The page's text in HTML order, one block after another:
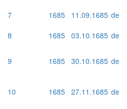
7 1685 11.09.1685 de
8
1685 03.10.1685 de
9 1685 30.10.1685 de
10 1685 27.11.1685 de